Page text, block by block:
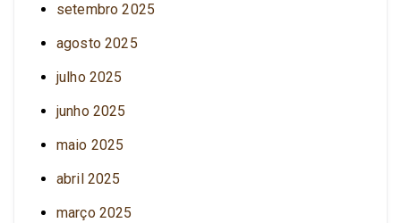
setembro 2025
agosto 2025
julho 2025
junho 2025
maio 2025
abril 2025
março 2025